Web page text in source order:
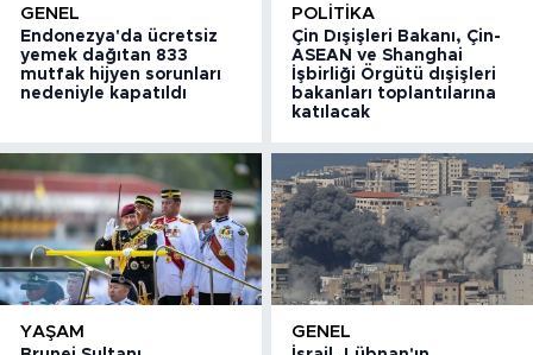
GENEL
Endonezya'da ücretsiz
yemek dağıtan 833
mutfak hijyen sorunları
nedeniyle kapatıldı
POLITIKA
Çin Dışişleri Bakanı, Çin-
ASEAN ve Shanghai
İşbirliği Örgütü dışişleri
bakanları toplantılarına
katılacak
YAŞAM GENEL